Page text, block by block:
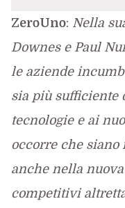
ZeroUno: Nella
Downes e Paul
le aziende
sia più sufficiente
tecnologie e ai
occorre che siano
anche nella
competitivi